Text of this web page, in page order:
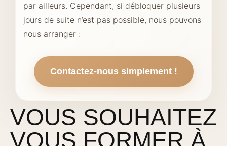
par ailleurs. Cependant, si débloquer plusieurs
jours de suite n’est pas possible, nous pouvons
nous arranger :
Contactez-nous simplement !
VOUS SOUHAITEZ
VOUS FORMER À